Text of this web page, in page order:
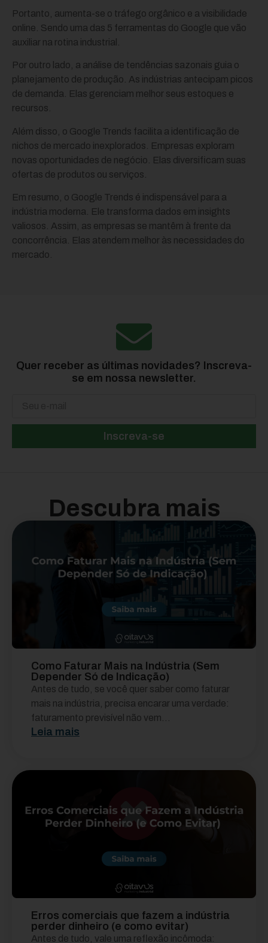
Portanto, aumenta-se o tráfego orgânico e a visibilidade
online. Sendo uma das 5 ferramentas do Google que vão
auxiliar na rotina industrial.
Por outro lado, a análise de tendências sazonais guia o
planejamento de produção. As indústrias antecipam picos
de demanda. Elas gerenciam melhor seus estoques e
recursos.
Além disso, o Google Trends facilita a identificação de
nichos de mercado inexplorados. Empresas exploram
novas oportunidades de negócio. Elas diversificam suas
ofertas de produtos ou serviços.
Em resumo, o Google Trends é indispensável para a
indústria moderna. Ele transforma dados em insights
valiosos. Assim, as empresas se mantêm à frente da
concorrência. Elas atendem melhor às necessidades do
mercado.
Quer receber as últimas novidades? Inscreva-
se em nossa newsletter.
Inscreva-se
Descubra mais
Como Faturar Mais na Indústria (Sem
Depender Só de Indicação)
Antes de tudo, se você quer saber como faturar
mais na indústria, precisa encarar uma verdade:
faturamento previsível não vem...
Leia mais
Erros comerciais que fazem a indústria
perder dinheiro (e como evitar)
Antes de tudo, vale uma reflexão incômoda: